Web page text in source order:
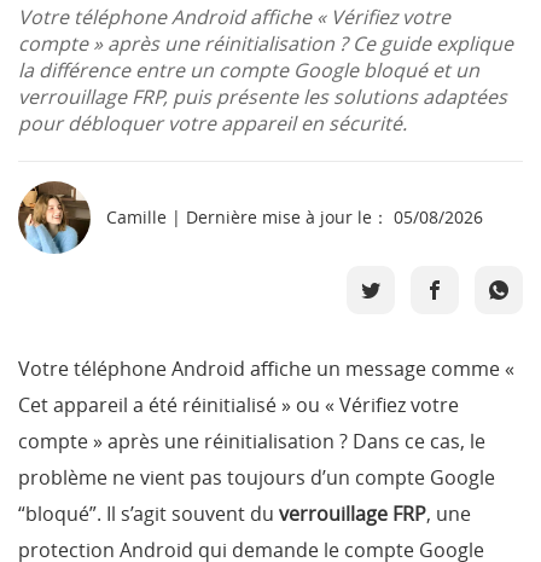
Boutique
Télécharger
Support
Langue
Votre téléphone Android affiche « Vérifiez votre
compte » après une réinitialisation ? Ce guide explique
la différence entre un compte Google bloqué et un
verrouillage FRP, puis présente les solutions adaptées
pour débloquer votre appareil en sécurité.
Camille | Dernière mise à jour le： 05/08/2026
Votre téléphone Android affiche un message comme «
Cet appareil a été réinitialisé » ou « Vérifiez votre
compte » après une réinitialisation ? Dans ce cas, le
problème ne vient pas toujours d’un compte Google
“bloqué”. Il s’agit souvent du verrouillage FRP, une
protection Android qui demande le compte Google